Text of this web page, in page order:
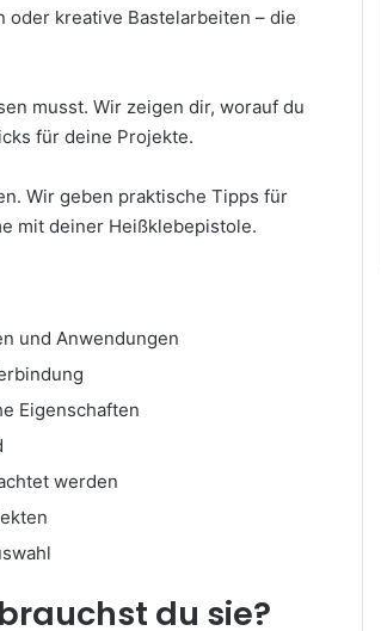
oder kreative Bastelarbeiten – die
musst. Wir zeigen dir, worauf du
für deine Projekte.
Wir geben praktische Tipps für
mit deiner Heißklebepistole.
und Anwendungen
Eigenschaften
werden
du sie?